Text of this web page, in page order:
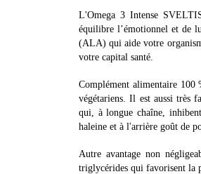
L'Omega 3 Intense
équilibre l’émotionnel et de
(ALA) qui aide votre
votre capital santé.
Complément alimentaire 100
végétariens. Il est aussi très
qui, à longue chaîne,
haleine et à l'arrière goût de
Autre avantage non
triglycérides qui favorisent la